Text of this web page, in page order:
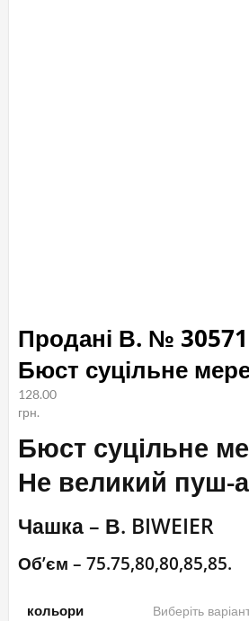
Продані В. №
Бюст суцільне
128.00
грн.
Бюст суцільне
Не великий пуш-
Чашка – В. BIWEIER
Об’єм – 75.75,80,80,85,85.
кольори